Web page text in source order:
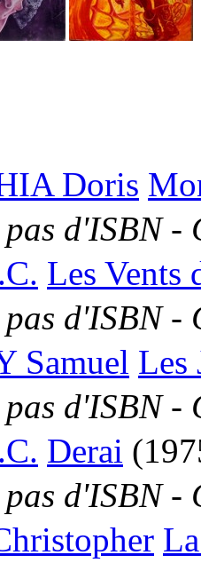
Doris
d'ISBN -
Les Vents
d'ISBN -
Samuel Les
d'ISBN -
Derai
d'ISBN -